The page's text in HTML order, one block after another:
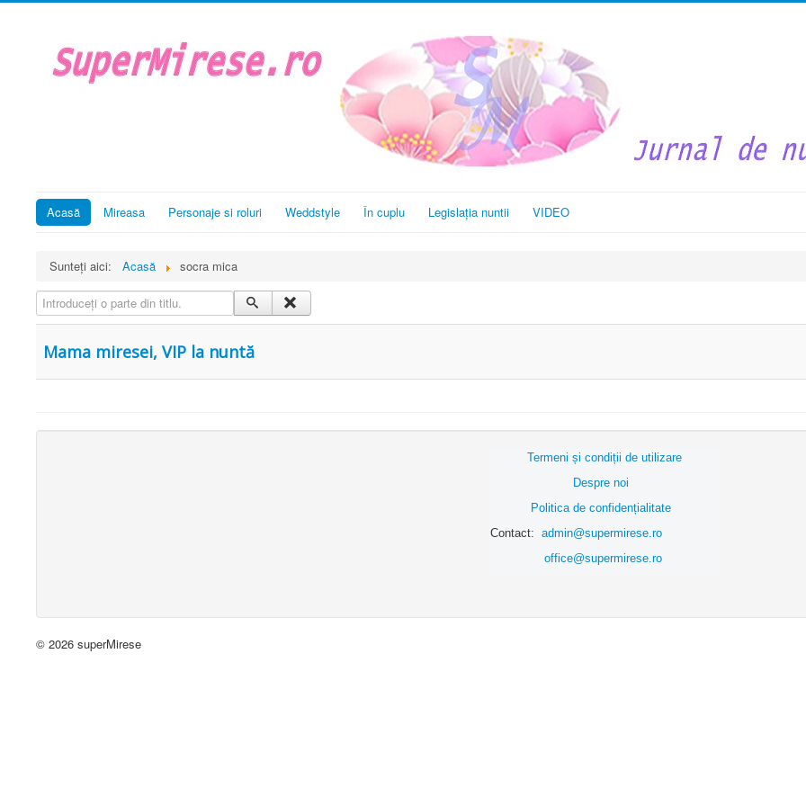
Acasă Mireasa Personaje si roluri Weddstyle În cuplu Legislația nuntii VIDEO
Sunteți aici: Acasă
socra mica
Introduceți o parte din titlu.
Mama miresei, VIP la nuntă
Termeni și condiții de utilizare
Despre noi
Politica de confidențialitate
Contact: admin@supermirese.ro
office@supermirese.ro
© 2026 superMirese